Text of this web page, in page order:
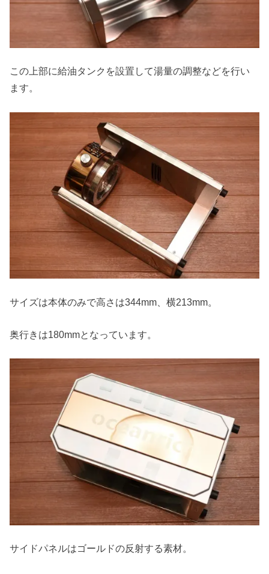
この上部に給油タンクを設置して湯量の調整などを行い
ます。
サイズは本体のみで高さは344mm、横213mm。
奥行きは180mmとなっています。
サイドパネルはゴールドの反射する素材。